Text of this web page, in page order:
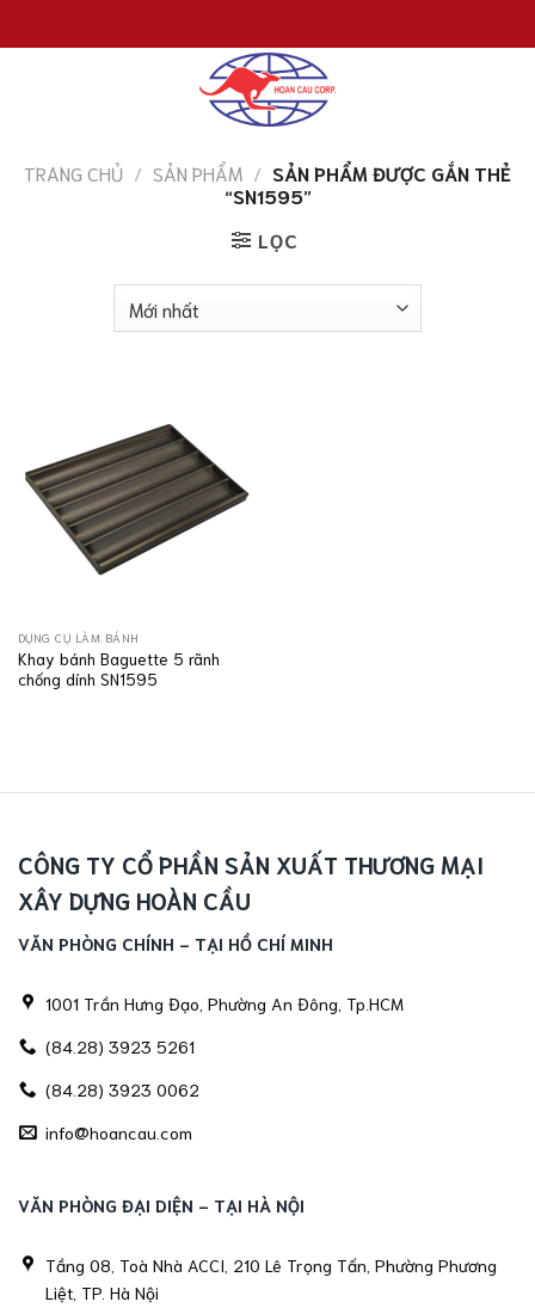
đến
TRANG CHỦ / SẢN PHẨM / SẢN PHẨM ĐƯỢC GẮN THẺ
“SN1595”
LỌC
DỤNG CỤ LÀM BÁNH
Khay bánh Baguette 5 rãnh
chống dính SN1595
CÔNG TY CỔ PHẦN SẢN XUẤT THƯƠNG MẠI
XÂY DỰNG HOÀN CẦU
VĂN PHÒNG CHÍNH - TẠI HỒ CHÍ MINH
1001 Trần Hưng Đạo, Phường An Đông, Tp.HCM
(84.28) 3923 5261
(84.28) 3923 0062
info@hoancau.com
VĂN PHÒNG ĐẠI DIỆN - TẠI HÀ NỘI
Tầng 08, Toà Nhà ACCI, 210 Lê Trọng Tấn, Phường Phương
Liệt, TP. Hà Nội